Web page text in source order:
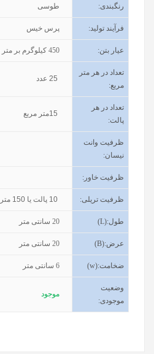
رنگبندی: طوسی
فرآیند تولید: پرس خیس
عیار بتن:
450 کیلوگرم بر
تعداد در هر متر
مربع:
25 عدد
تعداد در هر
پالت:
15متر مربع
ظرفیت وانت
نیسان:
ظرفیت خاور :
ظرفیت تریلی:
10 پالت یا 150
طول(L):
20 سانتی متر
عرض(B):
20 سانتی متر
ضخامت(w):
6 سانتی متر
وضعیت
موجودی:
موجود